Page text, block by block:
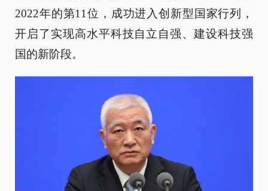
2022年的第11位，成功进入创新型国家行列，
开启了实现高水平科技自立自强、建设科技强
国的新阶段。